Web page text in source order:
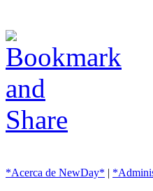
*Acerca de NewDay* |